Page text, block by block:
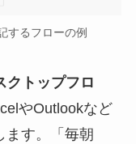
するフローの例
トップフロ
やOutlookなど
ます。「毎朝